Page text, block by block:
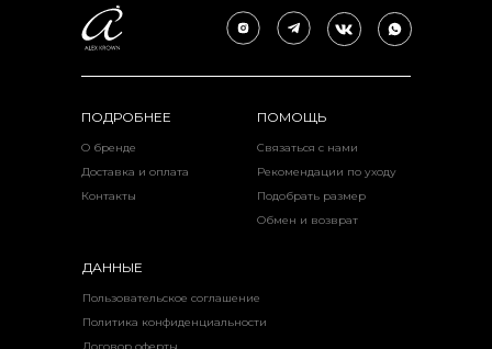
ПОДРОБНЕЕ
ДАННЫЕ
ПОМОЩЬ
О бренде
Доставка и оплата
Контакты
Пользовательское соглашение
Политика конфиденциальности
Договор оферты
Связаться с нами
Рекомендации по уходу
Подобрать размер
Обмен и возврат